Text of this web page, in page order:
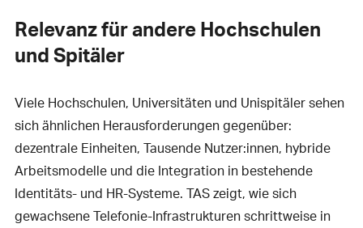
Relevanz für andere Hochschulen
und Spitäler
Viele Hochschulen, Universitäten und Unispitäler sehen
sich ähnlichen Herausforderungen gegenüber:
dezentrale Einheiten, Tausende Nutzer:innen, hybride
Arbeitsmodelle und die Integration in bestehende
Identitäts- und HR-Systeme. TAS zeigt, wie sich
gewachsene Telefonie-Infrastrukturen schrittweise in